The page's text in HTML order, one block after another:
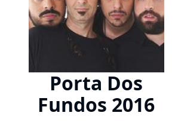
Porta Dos
Fundos 2016